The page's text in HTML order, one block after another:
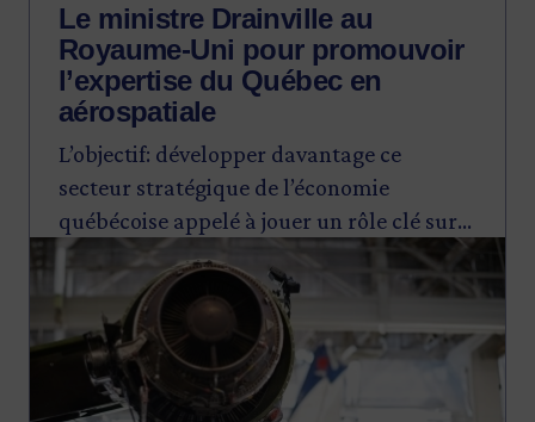
Le ministre Drainville au
Royaume-Uni pour promouvoir
l’expertise du Québec en
aérospatiale
L’objectif: développer davantage ce
secteur stratégique de l’économie
québécoise appelé à jouer un rôle clé sur
le marché de la sécurité et de la défense.
Image